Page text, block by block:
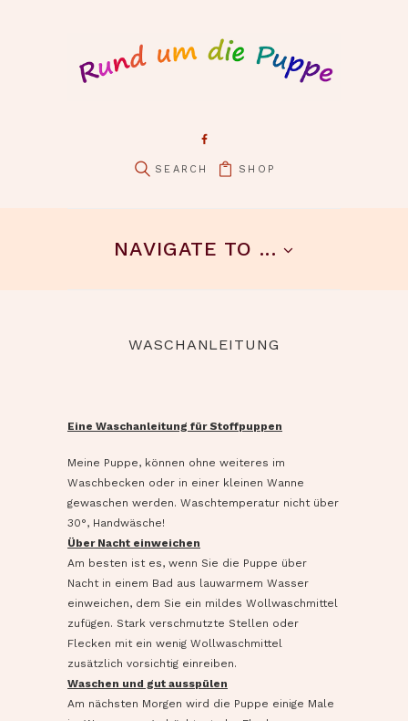
SHOP
NAVIGATE TO ...
WASCHANLEITUNG
Eine Waschanleitung für Stoffpuppen
Meine Puppe, können ohne weiteres im
Waschbecken oder in einer kleinen Wanne
gewaschen werden. Waschtemperatur nicht über
30°, Handwäsche!
Über Nacht einweichen
Am besten ist es, wenn Sie die Puppe über
Nacht in einem Bad aus lauwarmem Wasser
einweichen, dem Sie ein mildes Wollwaschmittel
zufügen. Stark verschmutzte Stellen oder
Flecken mit ein wenig Wollwaschmittel
zusätzlich vorsichtig einreiben.
Waschen und gut ausspülen
Am nächsten Morgen wird die Puppe einige Male